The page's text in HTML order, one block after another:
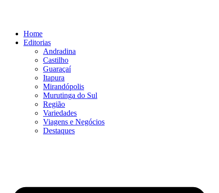
conteúdoHome
Editorias
Andradina
Castilho
Guaraçaí
Itapura
Mirandópolis
Murutinga do Sul
Região
Variedades
Viagens e Negócios
Destaques